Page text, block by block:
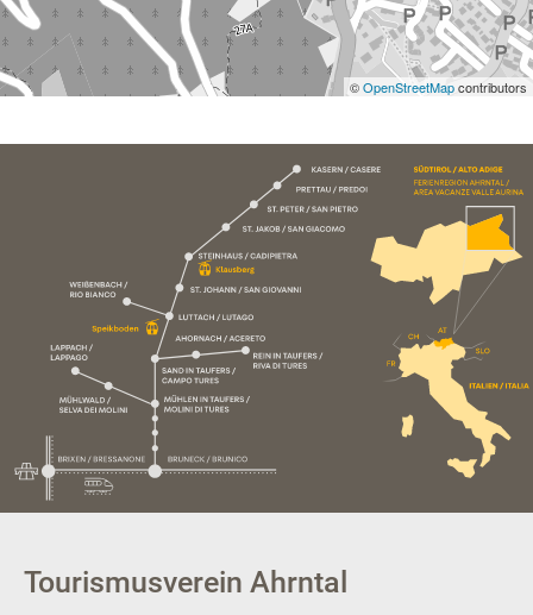
©OpenStreetMapcontributors
Tourismusverein Ahrntal